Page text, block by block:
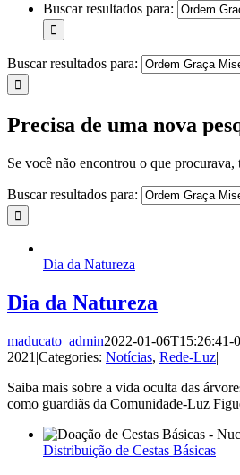
Buscar resultados para:
Buscar resultados para:
Precisa de uma nova
Se você não encontrou o que procurava,
Buscar resultados para:
Dia da Natureza
Dia da Natureza
maducato_admin2022-01-06T15:26:41-
2021 |Categories: Notícias, Rede-Luz|
Saiba mais sobre a vida oculta das
como guardiãs da Comunidade-Luz
Distribuição de Cestas Básicas